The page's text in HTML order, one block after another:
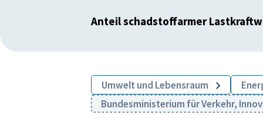
Anteil schadstoffarmer
Umwelt und Lebensraum
Bundesministerium für Verkehr,